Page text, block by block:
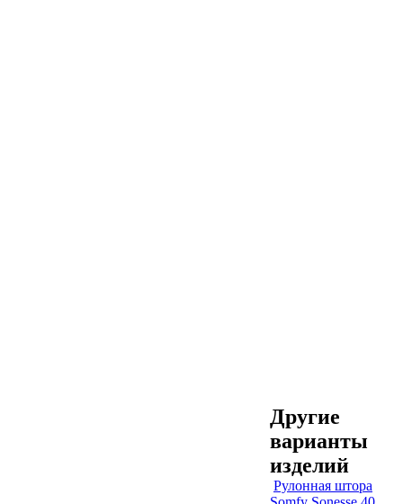
Другие
варианты
изделий
Рулонная штора